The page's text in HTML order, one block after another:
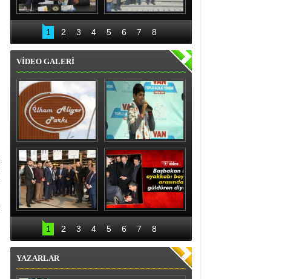
Bakan Akdağ
Oltu’da
Palandöken İlçe
Başkanlığından 15
Temmuz kahraman
kadınlar sergisi
1 2 3 4 5 6 7 8
VİDEO GALERİ
İlham Aliyev Parkı
Törenle Açıldı
Vanlı çocuk gülme
krizine soktu
Bilal Erdoğan hedefi
12’den vurdu
Başbakan ile
ayakkabı boyacısı
arasında güldüren
diyalog
1 2 3 4 5 6 7 8
YAZARLAR